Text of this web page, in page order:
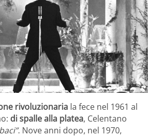
rivoluzionaria la fece nel 1961 al
di spalle alla platea, Celentano
. Nove anni dopo, nel 1970,